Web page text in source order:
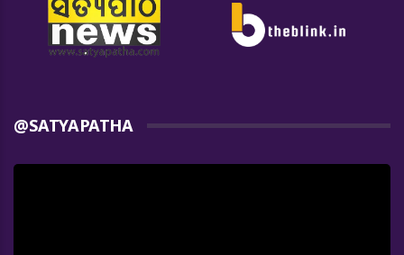
@SATYAPATHA